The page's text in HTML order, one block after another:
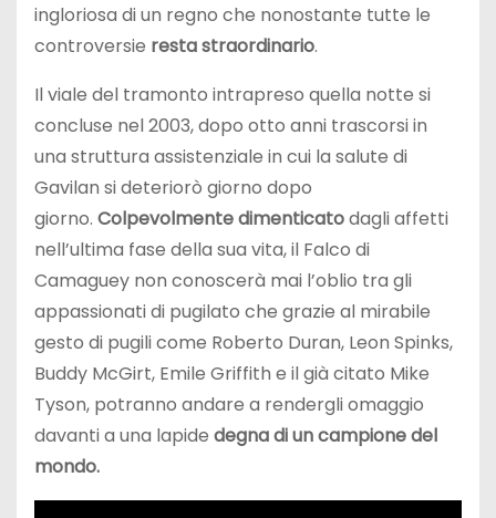
ingloriosa di un regno che nonostante tutte le
controversie resta straordinario.
Il viale del tramonto intrapreso quella notte si
concluse nel 2003, dopo otto anni trascorsi in
una struttura assistenziale in cui la salute di
Gavilan si deteriorò giorno dopo
giorno. Colpevolmente dimenticatodagli affetti
nell’ultima fase della sua vita, il Falco di
Camaguey non conoscerà mai l’oblio tra gli
appassionati di pugilato che grazie al mirabile
gesto di pugili come Roberto Duran, Leon Spinks,
Buddy McGirt, Emile Griffith e il già citato Mike
Tyson, potranno andare a rendergli omaggio
davanti a una lapide degna di un campione del
mondo.